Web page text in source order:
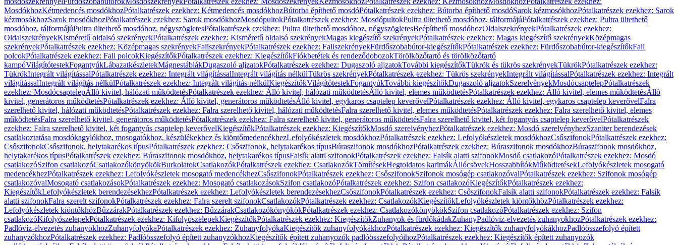
MosdókhozKétmedencés mosdókhozPótalkatrészek ezekhez: Kétmedencés mosdókhozBútorba építhető mosdóPótalkatrészek ezekhez: Bútorba építhető mosdóSarok kézmosókhozPótalkatrészek ezekhez: Sarok
kézmosókhozSarok mosdókhozPótalkatrészek ezekhez: Sarok mosdókhozMosdópultokPótalkatrészek ezekhez: MosdópultokPultra ültethető mosdóhoz, tálformájúPótalkatrészek ezekhez: Pultra ültethető
mosdóhoz, tálformájúPultra ültethető mosdóhoz, négyszögletesPótalkatrészek ezekhez: Pultra ültethető mosdóhoz, négyszögletesBeépíthető mosdóhozOldalszekrényekPótalkatrészek ezekhez:
OldalszekrényekKisméretű oldalsó szekrényekPótalkatrészek ezekhez: Kisméretű oldalsó szekrényekMagas kiegészítő szekrényekPótalkatrészek ezekhez: Magas kiegészítő szekrényekKözépmagas
szekrényekPótalkatrészek ezekhez: Középmagas szekrényekFaliszekrényekPótalkatrészek ezekhez: FaliszekrényekFürdőszobabútor-kiegészítőkPótalkatrészek ezekhez: Fürdőszobabútor-kiegészítőkFali
polcokPótalkatrészek ezekhez: Fali polcokKiegészítőkPótalkatrészek ezekhez: KiegészítőkFiókbetétek és rendeződobozokTörölközőtartó és törölközőtartó
kampóVilágítótestekFogantyúkLábazatkészletekMágnestáblákDugaszoló aljzatokPótalkatrészek ezekhez: Dugaszoló aljzatokTovábbi kiegészítőkTükrök és tükrös szekrényekTükrökPótalkatrészek ezekhez:
TükrökIntegrált világítássalPótalkatrészek ezekhez: Integrált világítássalIntegrált világítás nélkülTükrös szekrényekPótalkatrészek ezekhez: Tükrös szekrényekIntegrált világítássalPótalkatrészek ezekhez: Integrált
világítássalIntegrált világítás nélkülPótalkatrészek ezekhez: Integrált világítás nélkülKiegészítőkVilágítótestekFogantyúkTovábbi kiegészítőkDugaszoló aljzatokSzerelvényekMosdócsaptelepPótalkatrészek
ezekhez: MosdócsaptelepÁlló kivitel, hálózati működtetésPótalkatrészek ezekhez: Álló kivitel, hálózati működtetésÁlló kivitel, elemes működtetésPótalkatrészek ezekhez: Álló kivitel, elemes működtetésÁlló
kivitel, generátoros működtetésPótalkatrészek ezekhez: Álló kivitel, generátoros működtetésÁlló kivitel, egykaros csaptelep keverővelPótalkatrészek ezekhez: Álló kivitel, egykaros csaptelep keverővelFalra
szerelhető kivitel, hálózati működtetésPótalkatrészek ezekhez: Falra szerelhető kivitel, hálózati működtetésFalra szerelhető kivitel, elemes működtetésPótalkatrészek ezekhez: Falra szerelhető kivitel, elemes
működtetésFalra szerelhető kivitel, generátoros működtetésPótalkatrészek ezekhez: Falra szerelhető kivitel, generátoros működtetésFalra szerelhető kivitel, két fogantyús csaptelep keverővelPótalkatrészek
ezekhez: Falra szerelhető kivitel, két fogantyús csaptelep keverővelKiegészítőkPótalkatrészek ezekhez: KiegészítőkMosdó szerelvényhezPótalkatrészek ezekhez: Mosdó szerelvényhezSzaniter berendezések
csatlakoztatása mosdókagylókhoz, mosogatókhoz, készülékekhez és kiöntőmedencékhezLefolyókészletek mosdókhozPótalkatrészek ezekhez: Lefolyókészletek mosdókhozCsőszifonokPótalkatrészek ezekhez:
CsőszifonokCsőszifonok, helytakarékos típusPótalkatrészek ezekhez: Csőszifonok, helytakarékos típusBúraszifonok mosdókhozPótalkatrészek ezekhez: Búraszifonok mosdókhozBúraszifonok mosdókhoz,
helytakarékos típusPótalkatrészek ezekhez: Búraszifonok mosdókhoz, helytakarékos típusFalsík alatti szifonokPótalkatrészek ezekhez: Falsík alatti szifonokMosdó csatlakozóPótalkatrészek ezekhez: Mosdó
csatlakozóSzifon csatlakozóCsatlakozókönyökökBurkolatokCsatlakozókPótalkatrészek ezekhez: CsatlakozókTömítésekHegtoldatos karimákÁllócsövekHosszabbítókMűködtetésekLefolyókészletek mosogató
medencékhezPótalkatrészek ezekhez: Lefolyókészletek mosogató medencékhezCsőszifonokPótalkatrészek ezekhez: CsőszifonokSzifonok mosógép csatlakozóvalPótalkatrészek ezekhez: Szifonok mosógép
csatlakozóvalMosogató csatlakozásokPótalkatrészek ezekhez: Mosogató csatlakozásokSzifon csatlakozóPótalkatrészek ezekhez: Szifon csatlakozóKiegészítőkPótalkatrészek ezekhez:
KiegészítőkLefolyókészletek berendezésekhezPótalkatrészek ezekhez: Lefolyókészletek berendezésekhezCsőszifonokPótalkatrészek ezekhez: CsőszifonokFalsík alatti szifonokPótalkatrészek ezekhez: Falsík
alatti szifonokFalra szerelt szifonokPótalkatrészek ezekhez: Falra szerelt szifonokCsatlakozókPótalkatrészek ezekhez: CsatlakozókKiegészítőkLefolyókészletek kiöntőkhözPótalkatrészek ezekhez:
Lefolyókészletek kiöntőkhözBűzzárakPótalkatrészek ezekhez: BűzzárakCsatlakozókönyökökPótalkatrészek ezekhez: CsatlakozókönyökökSzifon csatlakozóPótalkatrészek ezekhez: Szifon
csatlakozóKifolyószelepekPótalkatrészek ezekhez: KifolyószelepekKiegészítőkPótalkatrészek ezekhez: KiegészítőkZuhanyok és fürdőkádakZuhanyPadlóvíz-elvezetés zuhanyokhozPótalkatrészek ezekhez:
Padlóvíz-elvezetés zuhanyokhozZuhanyfolyókaPótalkatrészek ezekhez: ZuhanyfolyókaKiegészítők zuhanyfolyókákhozPótalkatrészek ezekhez: Kiegészítők zuhanyfolyókákhozPadlóösszefolyó épített
zuhanyzókhozPótalkatrészek ezekhez: Padlóösszefolyó épített zuhanyzókhozKiegészítők épített zuhanyozók padlóösszefolyóihozPótalkatrészek ezekhez: Kiegészítők épített zuhanyozók